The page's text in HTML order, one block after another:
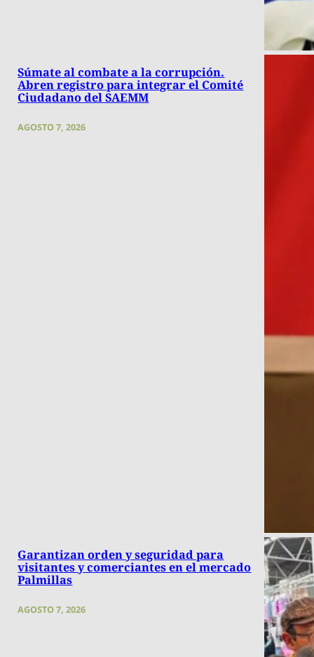
Súmate al combate a la corrupción.
Abren registro para integrar el Comité
Ciudadano del SAEMM
AGOSTO 7, 2026
Garantizan orden y seguridad para
visitantes y comerciantes en el mercado
Palmillas
AGOSTO 7, 2026